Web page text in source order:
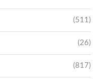
(511)
(26)
(817)